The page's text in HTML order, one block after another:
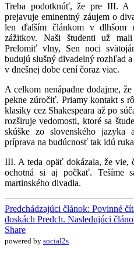
Treba podotknúť, že pre III. A
prejavuje eminentný záujem o
len ďalším článkom v dlhšom
zážitkov. Naši študenti už
Prelomiť vlny, Sen noci
budujú slušný divadelný rozhľad
v dnešnej dobe cení čoraz viac.
A celkom nenápadne dodajme,
pekne zúročiť. Priamy kontakt s
klasiky cez Shakespeara až po
rozširuje vedomosti, ktoré sa
skúške zo slovenského
príprava na budúcnosť tak idú
III. A teda opäť dokázala, že vie,
ochotná si aj počkať. Tešíme
martinského divadla.
Predchádzajúci článok: Povinné
doskách Predch. Nasledujúci
Share
powered by social2s